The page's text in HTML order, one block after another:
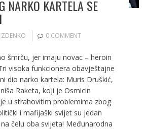
NARKO KARTELA SE
ZDENKO 0 COMMENT
šmrču, jer imaju novac – heroin
visoka funkcionera obavještajne
dio narko kartela: Muris Druškić,
Raketa, koji je Osmicin
u strahovitim problemima zbog
i mafijaški svijet su jedan
čelu oba svijeta! Međunarodna